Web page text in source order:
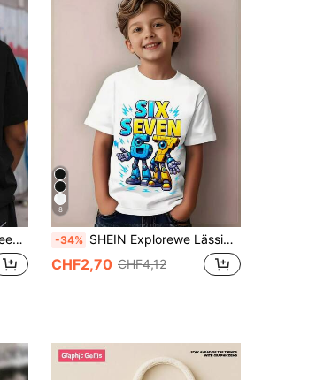
Herbst Saisons, Oberteile
8
-34% SHEIN Explorewe Lässige Mode für Tween-Jungen, bequem und vielseitig, kreativ mit lustigem Buchstaben-Blitz-Roboter-Motiv in Blau & Gelb, Ziffer "67" Muster, Kurzarm T-Shirt Weiß Top
CHF2,70 CHF4,12